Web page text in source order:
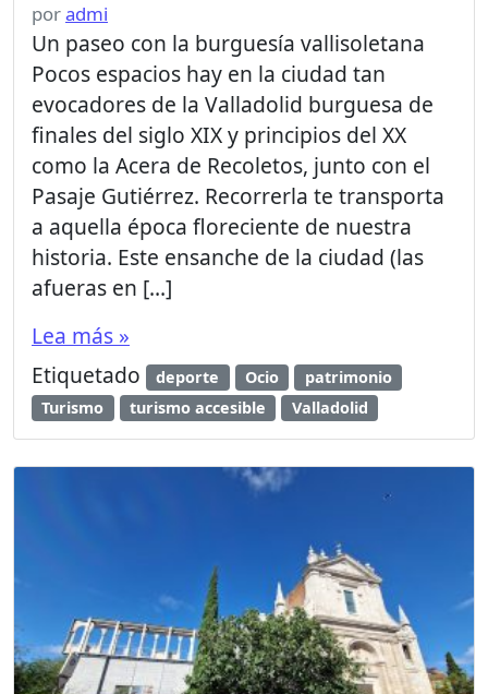
poradmi
Un paseo con la burguesía vallisoletana
Pocos espacios hay en la ciudad tan
evocadores de la Valladolid burguesa de
finales del siglo XIX y principios del XX
como la Acera de Recoletos, junto con el
Pasaje Gutiérrez. Recorrerla te transporta
a aquella época floreciente de nuestra
historia. Este ensanche de la ciudad (las
afueras en […]
Lea más »
Etiquetado
deporte Ocio
patrimonio
Turismo
turismo accesible Valladolid